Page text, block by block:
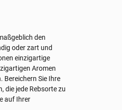
den
oder zart und
einzigartige
Aromen
Bereichern Sie Ihre
die jede Rebsorte zu
auf Ihrer